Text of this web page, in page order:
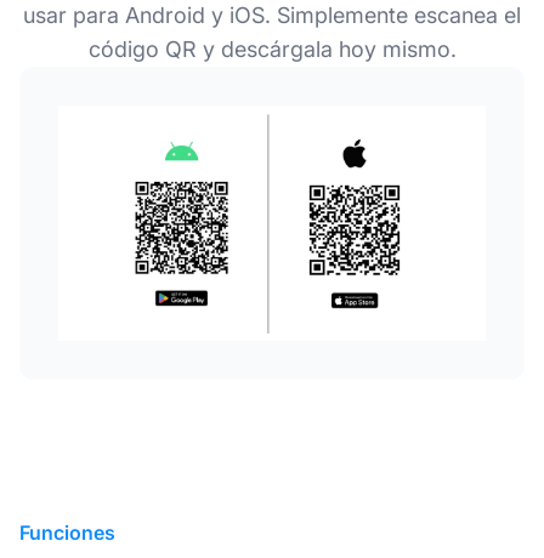
usar para Android y iOS. Simplemente escanea el
código QR y descárgala hoy mismo.
Funciones